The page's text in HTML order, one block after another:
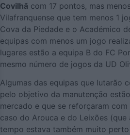
Covilhã com 17 pontos, mas
Vilafranquense que tem menos 1
Cova da Piedade e o Académico
equipas com menos um jogo
lugares estão a equipa B do FC
mesmo número de jogos da UD
Algumas das equipas que lutarão
pelo objetivo da manutenção
mercado e que se reforçaram
caso do Arouca e do Leixões (que
tempo estava também muito